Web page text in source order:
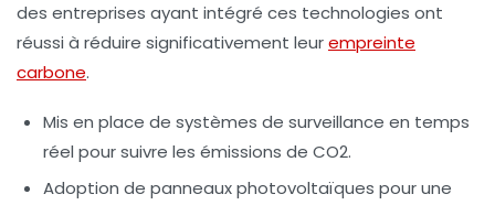
des entreprises ayant intégré ces technologies ont
réussi à réduire significativement leurempreinte
carbone.
Mis en place de systèmes de surveillance en temps
réel pour suivre les émissions de CO2.
Adoption de panneaux photovoltaïques pour une